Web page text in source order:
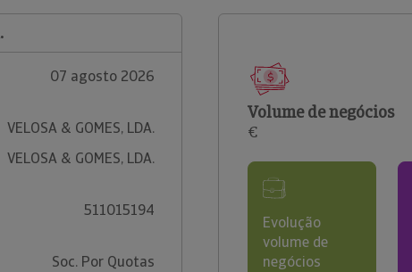
07 agosto 2026
VELOSA & GOMES, LDA.
VELOSA & GOMES, LDA.
511015194
Soc. Por Quotas
Volume de negócios
€
Evolução
volume de
negócios